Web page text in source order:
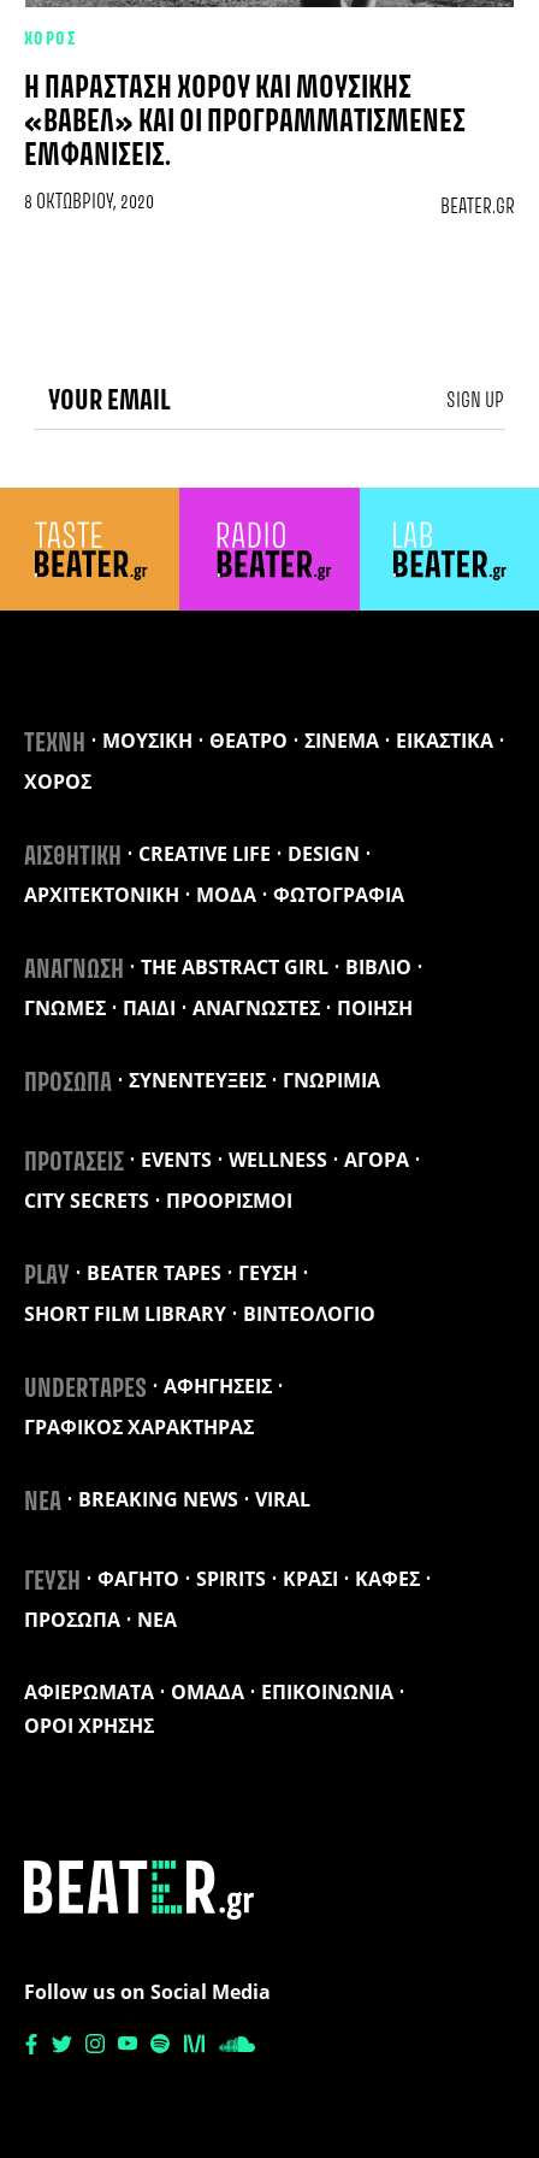
ΧΟΡΟΣ
Η ΠΑΡΆΣΤΑΣΗ ΧΟΡΟΎ ΚΑΙ ΜΟΥΣΙΚΉΣ
«ΒΑΒΕΛ» ΚΑΙ ΟΙ ΠΡΟΓΡΑΜΜΑΤΙΣΜΈΝΕΣ
ΕΜΦΑΝΊΣΕΙΣ.
8 ΟΚΤΩΒΡΊΟΥ, 2020 BEATER.GR
ΤΕΧΝΗ ΜΟΥΣΙΚΗ ΘΕΑΤΡΟ ΣΙΝΕΜΑ
ΕΙΚΑΣΤΙΚΑ
ΧΟΡΟΣ
ΑΙΣΘΗΤΙΚΗ CREATIVE LIFE
DESIGN
ΑΡΧΙΤΕΚΤΟΝΙΚΗ
ΜΟΔΑ ΦΩΤΟΓΡΑΦΙΑ
ΑΝΑΓΝΩΣΗ THE ABSTRACT GIRL
ΒΙΒΛΙΟ
ΓΝΩΜΕΣ
ΠΑΙΔΙ ΑΝΑΓΝΩΣΤΕΣ ΠΟΙΗΣΗ
ΠΡΟΣΩΠΑ ΣΥΝΕΝΤΕΥΞΕΙΣ ΓΝΩΡΙΜΙΑ
ΑΦΙΕΡΩΜΑΤΑ ΟΜΑΔΑ
ΕΠΙΚΟΙΝΩΝΙΑ
ΟΡΟΙ ΧΡΗΣΗΣ
ΠΡΟΤΑΣΕΙΣ EVENTS WELLNESS
ΑΓΟΡΑ
CITY SECRETS
ΠΡΟΟΡΙΣΜΟΙ
PLAY BEATER TAPES
ΓΕΥΣΗ
SHORT FILM LIBRARY
ΒΙΝΤΕΟΛΟΓΙΟ
UNDERTAPES
ΑΦΗΓΗΣΕΙΣ
ΓΡΑΦΙΚΟΣ ΧΑΡΑΚΤΗΡΑΣ
ΝΕΑ BREAKING NEWS VIRAL
ΓΕΥΣΗ ΦΑΓΗΤΟ SPIRITS ΚΡΑΣΙ
ΚΑΦΕΣ
ΠΡΟΣΩΠΑ
ΝΕΑ
Follow us on Social Media
SIGN UP